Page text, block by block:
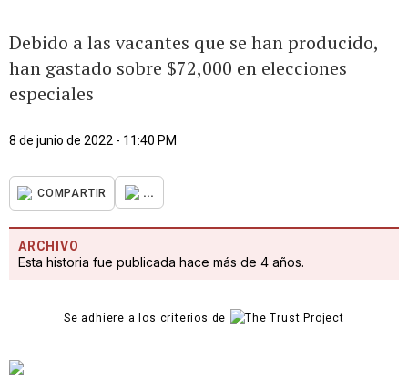
Debido a las vacantes que se han producido,
han gastado sobre $72,000 en elecciones
especiales
8 de junio de 2022 - 11:40 PM
COMPARTIR ...
ARCHIVO
Esta historia fue publicada hace más de 4 años.
Se adhiere a los criterios de